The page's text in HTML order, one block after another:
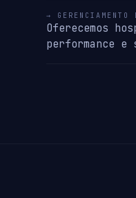
→ GERENCIAMENTO
Oferecemos
performance e